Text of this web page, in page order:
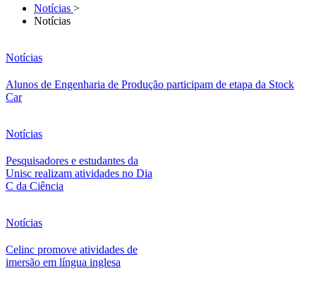
Notícias >
Notícias
Notícias
Alunos de Engenharia de Produção participam de etapa da Stock
Car
Notícias
Pesquisadores e estudantes da
Unisc realizam atividades no Dia
C da Ciência
Notícias
Celinc promove atividades de
imersão em língua inglesa